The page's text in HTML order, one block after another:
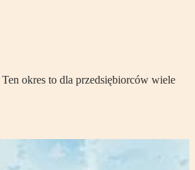
okres to dla przedsiębiorców wiele